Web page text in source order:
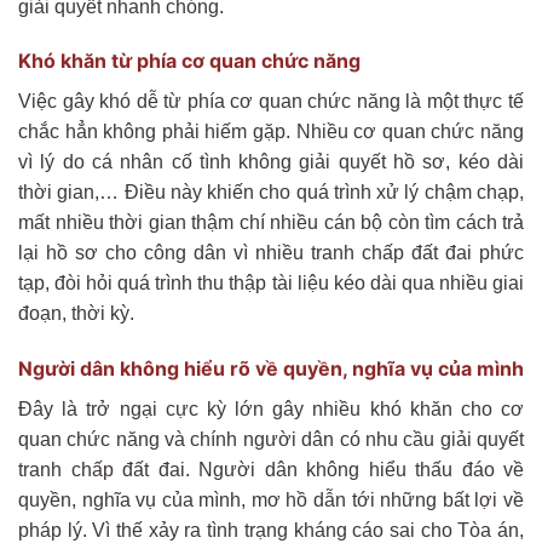
giải quyết nhanh chóng.
Khó khăn từ phía cơ quan chức năng
Việc gây khó dễ từ phía cơ quan chức năng là một thực tế
chắc hẳn không phải hiếm gặp. Nhiều cơ quan chức năng
vì lý do cá nhân cố tình không giải quyết hồ sơ, kéo dài
thời gian,… Điều này khiến cho quá trình xử lý chậm chạp,
mất nhiều thời gian thậm chí nhiều cán bộ còn tìm cách trả
lại hồ sơ cho công dân vì nhiều tranh chấp đất đai phức
tạp, đòi hỏi quá trình thu thập tài liệu kéo dài qua nhiều giai
đoạn, thời kỳ.
Người dân không hiểu rõ về quyền, nghĩa vụ của mình
Đây là trở ngại cực kỳ lớn gây nhiều khó khăn cho cơ
quan chức năng và chính người dân có nhu cầu giải quyết
tranh chấp đất đai. Người dân không hiểu thấu đáo về
quyền, nghĩa vụ của mình, mơ hồ dẫn tới những bất lợi về
pháp lý. Vì thế xảy ra tình trạng kháng cáo sai cho Tòa án,